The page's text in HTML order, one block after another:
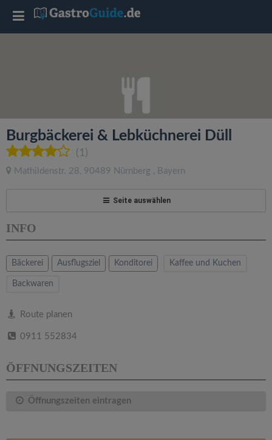
Burgbäckerei & Lebküchnerei Düll
(1)
Mathildenstr. 28, 90489 Nürnberg , Bayern
Seite auswählen
INFO
Bäckerei Ausflugsziel Konditorei Kaffee und Kuchen
Backwaren
Route planen
0911 552834
ÖFFNUNGSZEITEN
Öffnungszeiten eintragen
T
l
e
a
v
g
a